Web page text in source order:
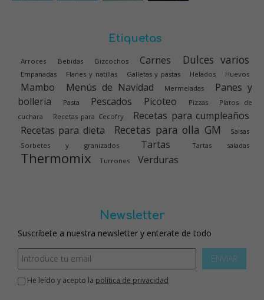
Etiquetas
Arroces Bebidas Bizcochos Carnes Dulces varios
Empanadas Flanes y natillas Galletas y pastas Helados Huevos
Mambo Menús de Navidad Mermeladas
Panes y
bolleria
Pasta Pescados Picoteo Pizzas
Platos de
cuchara
Recetas para Cecofry
Recetas para cumpleaños
Recetas para dieta
Recetas para olla GM
Salsas
Sorbetes y granizados
Tartas Tartas saladas
Thermomix Turrones Verduras
Newsletter
Suscríbete a nuestra newsletter y enterate de todo
ENVIAR
He leído y acepto la política de privacidad